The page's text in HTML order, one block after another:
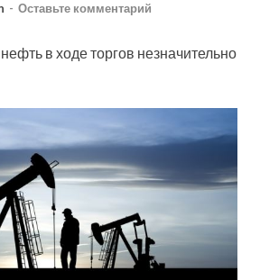
- Оставьте комментарий
в ходе торгов незначительно